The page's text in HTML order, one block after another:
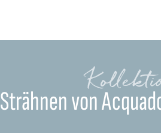
Strähnen von